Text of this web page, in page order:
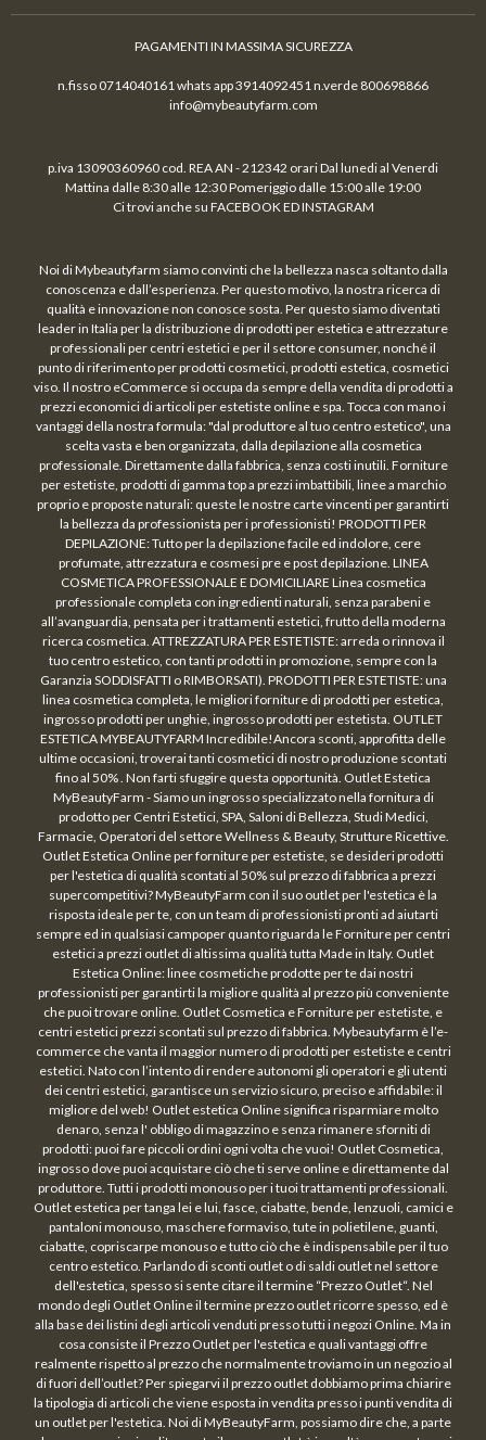
PAGAMENTI IN MASSIMA SICUREZZA
n.fisso 0714040161 whats app 3914092451 n.verde 800698866
info@mybeautyfarm.com
p.iva 13090360960 cod. REA AN - 212342 orari Dal lunedi al Venerdi
Mattina dalle 8:30 alle 12:30 Pomeriggio dalle 15:00 alle 19:00
Ci trovi anche su FACEBOOK ED INSTAGRAM
Noi di Mybeautyfarm siamo convinti che la bellezza nasca soltanto dalla
conoscenza e dall’esperienza. Per questo motivo, la nostra ricerca di
qualità e innovazione non conosce sosta. Per questo siamo diventati
leader in Italia per la distribuzione di prodotti per estetica e attrezzature
professionali per centri estetici e per il settore consumer, nonché il
punto di riferimento per prodotti cosmetici, prodotti estetica, cosmetici
viso. Il nostro eCommerce si occupa da sempre della vendita di prodotti a
prezzi economici di articoli per estetiste online e spa. Tocca con mano i
vantaggi della nostra formula: "dal produttore al tuo centro estetico", una
scelta vasta e ben organizzata, dalla depilazione alla cosmetica
professionale. Direttamente dalla fabbrica, senza costi inutili. Forniture
per estetiste, prodotti di gamma top a prezzi imbattibili, linee a marchio
proprio e proposte naturali: queste le nostre carte vincenti per garantirti
la bellezza da professionista per i professionisti! PRODOTTI PER
DEPILAZIONE: Tutto per la depilazione facile ed indolore, cere
profumate, attrezzatura e cosmesi pre e post depilazione. LINEA
COSMETICA PROFESSIONALE E DOMICILIARE Linea cosmetica
professionale completa con ingredienti naturali, senza parabeni e
all’avanguardia, pensata per i trattamenti estetici, frutto della moderna
ricerca cosmetica. ATTREZZATURA PER ESTETISTE: arreda o rinnova il
tuo centro estetico, con tanti prodotti in promozione, sempre con la
Garanzia SODDISFATTI o RIMBORSATI). PRODOTTI PER ESTETISTE: una
linea cosmetica completa, le migliori forniture di prodotti per estetica,
ingrosso prodotti per unghie, ingrosso prodotti per estetista. OUTLET
ESTETICA MYBEAUTYFARM Incredibile!Ancora sconti, approfitta delle
ultime occasioni, troverai tanti cosmetici di nostro produzione scontati
fino al 50% . Non farti sfuggire questa opportunità. Outlet Estetica
MyBeautyFarm - Siamo un ingrosso specializzato nella fornitura di
prodotto per Centri Estetici, SPA, Saloni di Bellezza, Studi Medici,
Farmacie, Operatori del settore Wellness & Beauty, Strutture Ricettive.
Outlet Estetica Online per forniture per estetiste, se desideri prodotti
per l'estetica di qualità scontati al 50% sul prezzo di fabbrica a prezzi
supercompetitivi? MyBeautyFarm con il suo outlet per l'estetica è la
risposta ideale per te, con un team di professionisti pronti ad aiutarti
sempre ed in qualsiasi campoper quanto riguarda le Forniture per centri
estetici a prezzi outlet di altissima qualità tutta Made in Italy. Outlet
Estetica Online: linee cosmetiche prodotte per te dai nostri
professionisti per garantirti la migliore qualità al prezzo più conveniente
che puoi trovare online. Outlet Cosmetica e Forniture per estetiste, e
centri estetici prezzi scontati sul prezzo di fabbrica. Mybeautyfarm è l’e-
commerce che vanta il maggior numero di prodotti per estetiste e centri
estetici. Nato con l’intento di rendere autonomi gli operatori e gli utenti
dei centri estetici, garantisce un servizio sicuro, preciso e affidabile: il
migliore del web! Outlet estetica Online significa risparmiare molto
denaro, senza l' obbligo di magazzino e senza rimanere sforniti di
prodotti: puoi fare piccoli ordini ogni volta che vuoi! Outlet Cosmetica,
ingrosso dove puoi acquistare ciò che ti serve online e direttamente dal
produttore. Tutti i prodotti monouso per i tuoi trattamenti professionali.
Outlet estetica per tanga lei e lui, fasce, ciabatte, bende, lenzuoli, camici e
pantaloni monouso, maschere formaviso, tute in polietilene, guanti,
ciabatte, copriscarpe monouso e tutto ciò che è indispensabile per il tuo
centro estetico. Parlando di sconti outlet o di saldi outlet nel settore
dell'estetica, spesso si sente citare il termine “Prezzo Outlet“. Nel
mondo degli Outlet Online il termine prezzo outlet ricorre spesso, ed è
alla base dei listini degli articoli venduti presso tutti i negozi Online. Ma in
cosa consiste il Prezzo Outlet per l'estetica e quali vantaggi offre
realmente rispetto al prezzo che normalmente troviamo in un negozio al
di fuori dell’outlet? Per spiegarvi il prezzo outlet dobbiamo prima chiarire
la tipologia di articoli che viene esposta in vendita presso i punti vendita di
un outlet per l'estetica. Noi di MyBeautyFarm, possiamo dire che, a parte